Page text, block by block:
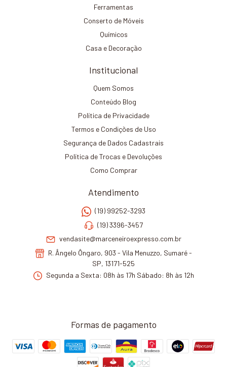
Ferramentas
Conserto de Móveis
Químicos
Casa e Decoração
Institucional
Quem Somos
Conteúdo Blog
Política de Privacidade
Termos e Condições de Uso
Segurança de Dados Cadastrais
Política de Trocas e Devoluções
Como Comprar
Atendimento
(19) 99252-3293
(19) 3396-3457
vendasite@marceneiroexpresso.com.br
R. Ângelo Ôngaro, 903 - Vila Menuzzo, Sumaré -
SP, 13171-525
Segunda a Sexta: 08h às 17h Sábado: 8h às 12h
Formas de pagamento